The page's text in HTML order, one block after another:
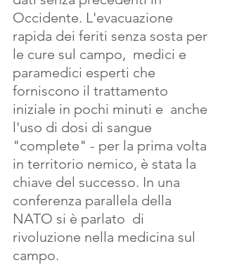
Occidente. L'evacuazione
rapida dei feriti senza sosta per
le cure sul campo,  medici e
paramedici esperti che
forniscono il trattamento
iniziale in pochi minuti e  anche
l'uso di dosi di sangue
"complete" - per la prima volta
in territorio nemico, è stata la
chiave del successo. In una
conferenza parallela della
NATO si è parlato  di
rivoluzione nella medicina sul
campo.